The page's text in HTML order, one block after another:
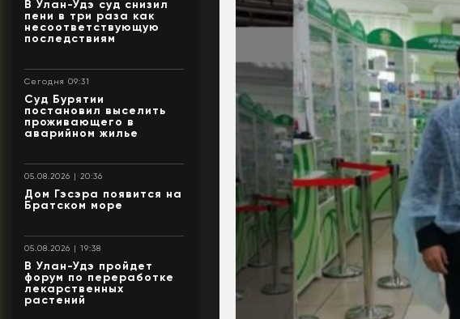
В Улан-Удэ суд снизил
пени в три раза как
несоответствующую
последствиям
Сегодня 09:31
Суд Бурятии
постановил выселить
проживающего в
аварийном жилье
05.08.2026 | 20:36
Дом Гэсэра появится на
Братском море
05.08.2026 | 19:38
В Улан-Удэ пройдет
форум по переработке
лекарственных
растений